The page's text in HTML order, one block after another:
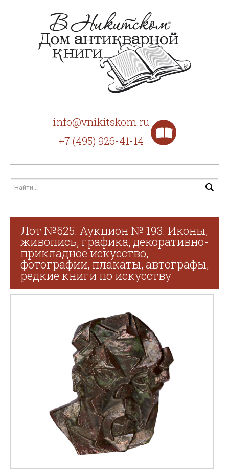
info@vnikitskom.ru
+7 (495) 926-41-14
Лот №625. Аукцион № 193. Иконы,
живопись, графика, декоративно-
прикладное искусство,
фотографии, плакаты, автографы,
редкие книги по искусству